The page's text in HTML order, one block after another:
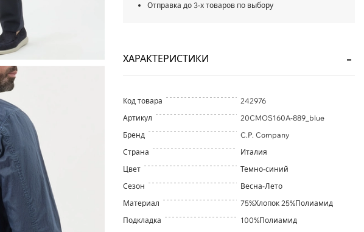
Отправка до 3-х товаров по выбору
ХАРАКТЕРИСТИКИ
Код товара
242976
Артикул
20CMOS160A-889_blue
Бренд
C.P. Company
Страна
Италия
Цвет
Темно-синий
Сезон
Весна-Лето
Материал
75%Хлопок 25%Полиамид
Подкладка
100%Полиамид